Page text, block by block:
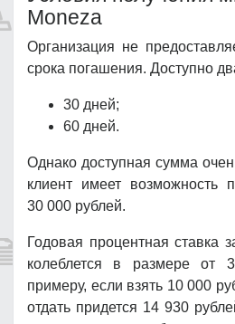
Moneza
Организация не
срока погашения. Доступно
30 дней;
60 дней.
Однако доступная сумма
клиент имеет возможность
30 000 рублей.
Годовая процентная ставка
колеблется в размере от
примеру, если взять 10 000
отдать придется 14 930